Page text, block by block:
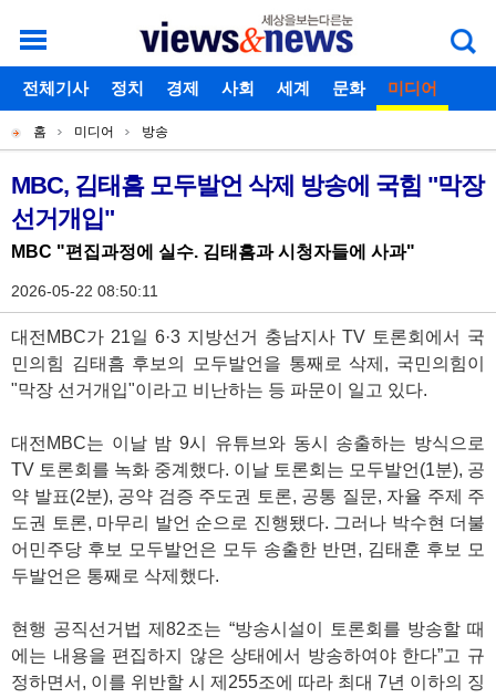
개
별
메
뉴
로그인 회원가입 아이디찾기 비밀번호찾기
주
메
뉴
전체기사 정치 경제 사회 세계 문화 미디어
스포츠 칼럼 독자게시판
현
재
위
치
홈 미디어 방송
기
사
본
문
MBC, 김태흠 모두발언 삭제 방송에 국힘 "막장
선거개입"
MBC "편집과정에 실수. 김태흠과 시청자들에 사과"
2026-05-22 08:50:11
대전MBC가 21일 6·3 지방선거 충남지사 TV 토론회에서 국
민의힘 김태흠 후보의 모두발언을 통째로 삭제, 국민의힘이
"막장 선거개입"이라고 비난하는 등 파문이 일고 있다.
대전MBC는 이날 밤 9시 유튜브와 동시 송출하는 방식으로
TV 토론회를 녹화 중계했다. 이날 토론회는 모두발언(1분), 공
약 발표(2분), 공약 검증 주도권 토론, 공통 질문, 자율 주제 주
도권 토론, 마무리 발언 순으로 진행됐다. 그러나 박수현 더불
어민주당 후보 모두발언은 모두 송출한 반면, 김태훈 후보 모
두발언은 통째로 삭제했다.
현행 공직선거법 제82조는 “방송시설이 토론회를 방송할 때
에는 내용을 편집하지 않은 상태에서 방송하여야 한다”고 규
정하면서, 이를 위반할 시 제255조에 따라 최대 7년 이하의 징